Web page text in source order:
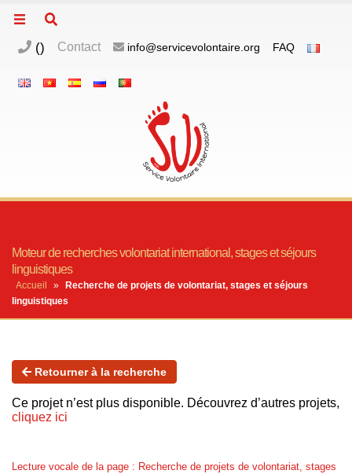
() Contact info@servicevolontaire.org FAQ
Moteur de recherches volontariat international, stages et séjours
linguistiques
Accueil »
Recherche de projets de volontariat, stages et séjours
linguistiques
Retourner à la recherche
Ce projet n’est plus disponible. Découvrez d’autres projets,
cliquez ici
Lecture vocale de la page : Recherche de projets de volontariat, stages